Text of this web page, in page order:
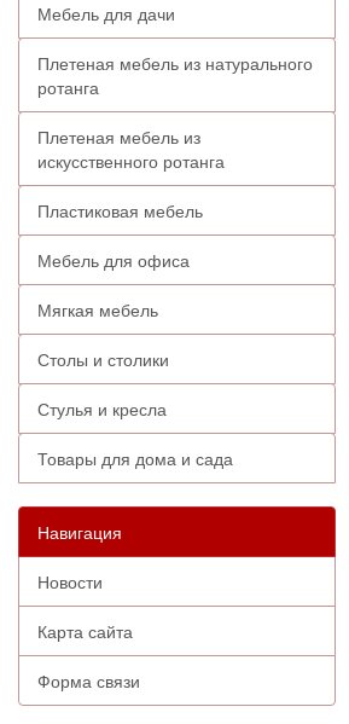
Мебель для дачи
Плетеная мебель из натурального
ротанга
Плетеная мебель из
искусственного ротанга
Пластиковая мебель
Мебель для офиса
Мягкая мебель
Столы и столики
Стулья и кресла
Товары для дома и сада
Навигация
Новости
Карта сайта
Форма связи